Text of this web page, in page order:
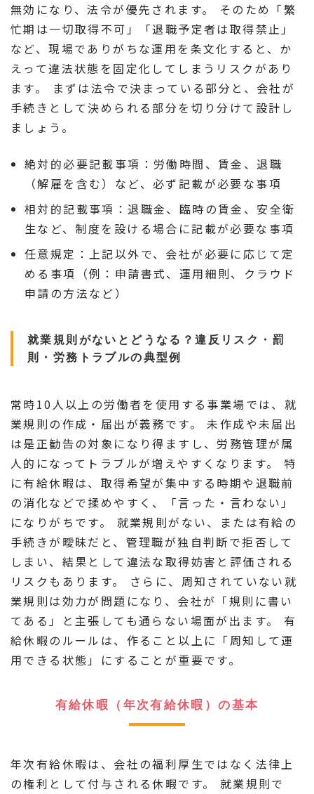
無効になり、法令が優先されます。 そのため「繁
忙期は一切取得不可」「退職予定者は取得禁止」
など、現場でありがちな運用を条文化すると、か
えって違法状態を固定化してしまうリスクがあり
ます。 まずは法令で決まっている部分と、会社が
手続きとして決められる部分を切り分けて設計し
ましょう。
絶対的必要記載事項：労働時間、賃金、退職
（解雇を含む）など、必ず記載が必要な事項
相対的記載事項：退職金、臨時の賃金、安全衛
生など、制度を設ける場合に記載が必要な事項
任意規定：上記以外で、会社が必要に応じて定
める事項（例：申請書式、運用細則、クラウド
申請の方法など）
就業規則がないとどうなる？違反リスク・罰
則・労務トラブルの典型例
常時10人以上の労働者を使用する事業場では、就
業規則の作成・届出が義務です。 未作成や未届出
は是正勧告の対象になり得ますし、労務管理が属
人的になってトラブルが増えやすくなります。 特
に有給休暇は、取得希望が集中する時期や退職前
の消化などで揉めやすく、「言った・言わない」
になりがちです。 就業規則がない、または有給の
手続きが曖昧だと、管理職が独自判断で拒否して
しまい、結果として違法な取得妨害と評価される
リスクもあります。 さらに、周知されていない就
業規則は効力が問題になり、会社が「規則に書い
てある」と主張しても通らない場面が出ます。 有
給休暇のルールは、作ること以上に「周知して運
用できる状態」にすることが重要です。
有給休暇（年次有給休暇）の基本
年次有給休暇は、会社の福利厚生ではなく法律上
の権利として付与される休暇です。 就業規則で